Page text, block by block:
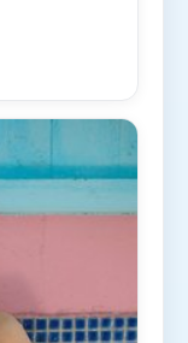
感，配乐与
佳音、木村
联袂出演。